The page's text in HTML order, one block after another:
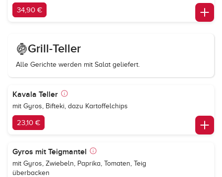
34,90 €
Grill-Teller
Alle Gerichte werden mit Salat geliefert.
Kavala Teller
mit Gyros, Bifteki, dazu Kartoffelchips
23,10 €
Gyros mit Teigmantel
mit Gyros, Zwiebeln, Paprika, Tomaten, Teig
überbacken